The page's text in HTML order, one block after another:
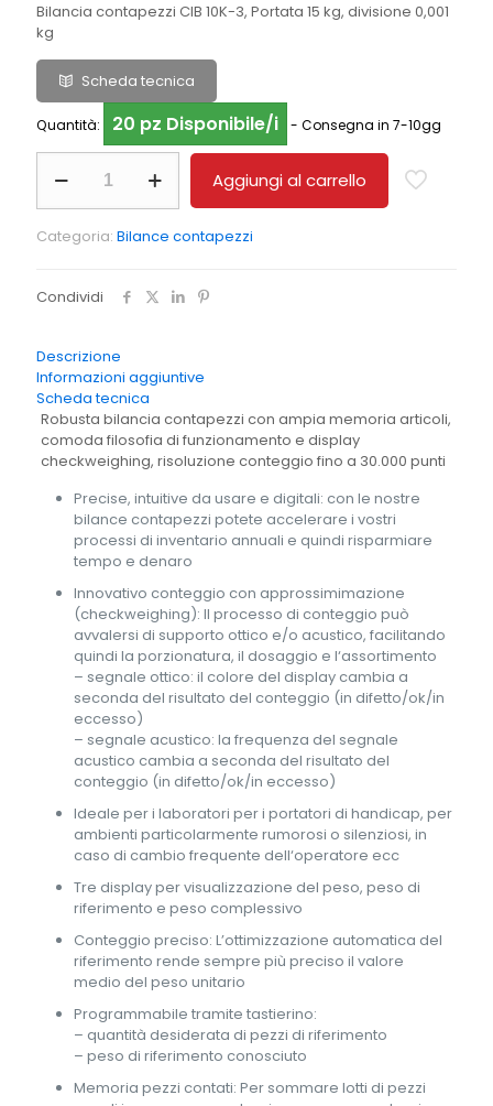
Bilancia contapezzi CIB 10K-3, Portata 15 kg, divisione 0,001
kg
Scheda tecnica
Quantità: 20 pz Disponibile/i - Consegna in 7-10gg
contapezzi
KERN
10K-
quantità
Aggiungi al carrello
Categoria: Bilance contapezzi
Condividi
Descrizione
Informazioni aggiuntive
Scheda tecnica
Robusta bilancia contapezzi con ampia memoria articoli,
comoda filosofia di funzionamento e display
checkweighing, risoluzione conteggio fino a 30.000 punti
Precise, intuitive da usare e digitali: con le nostre
bilance contapezzi potete accelerare i vostri
processi di inventario annuali e quindi risparmiare
tempo e denaro
Innovativo conteggio con approssimimazione
(checkweighing): Il processo di conteggio può
avvalersi di supporto ottico e/o acustico, facilitando
quindi la porzionatura, il dosaggio e l‘assortimento
– segnale ottico: il colore del display cambia a
seconda del risultato del conteggio (in difetto/ok/in
eccesso)
– segnale acustico: la frequenza del segnale
acustico cambia a seconda del risultato del
conteggio (in difetto/ok/in eccesso)
Ideale per i laboratori per i portatori di handicap, per
ambienti particolarmente rumorosi o silenziosi, in
caso di cambio frequente dell‘operatore ecc
Tre display per visualizzazione del peso, peso di
riferimento e peso complessivo
Conteggio preciso: L’ottimizzazione automatica del
riferimento rende sempre più preciso il valore
medio del peso unitario
Programmabile tramite tastierino:
– quantità desiderata di pezzi di riferimento
– peso di riferimento conosciuto
Memoria pezzi contati: Per sommare lotti di pezzi